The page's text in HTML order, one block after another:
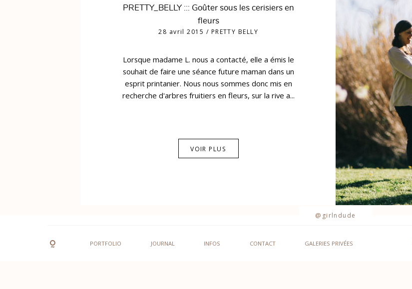
PRETTY_BELLY ::: Goûter sous les cerisiers en
fleurs
28 avril 2015 / PRETTY BELLY
Lorsque madame L. nous a contacté, elle a émis le
souhait de faire une séance future maman dans un
esprit printanier. Nous nous sommes donc mis en
recherche d'arbres fruitiers en fleurs, sur la rive a...
VOIR PLUS
@girlndude
PORTFOLIO JOURNAL INFOS CONTACT GALERIES PRIVÉES